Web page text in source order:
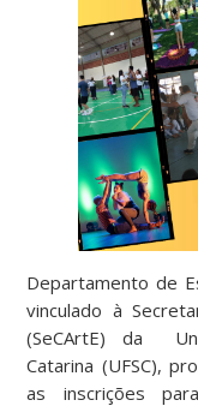
Departamento de
vinculado à
(SeCArtE) da
Catarina (UFSC),
as inscrições